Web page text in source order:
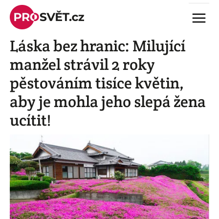
Skip
content
Menu
Láska bez hranic: Milující
manžel strávil 2 roky
pěstováním tisíce květin,
aby je mohla jeho slepá žena
ucítit!